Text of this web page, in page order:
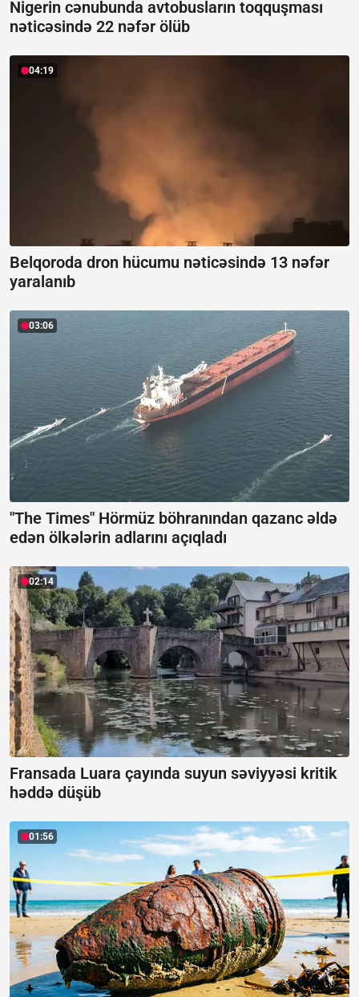
Nigerin cənubunda avtobusların toqquşması
nəticəsində 22 nəfər ölüb
04:19
Belqoroda dron hücumu nəticəsində 13 nəfər
yaralanıb
03:06
"The Times" Hörmüz böhranından qazanc əldə
edən ölkələrin adlarını açıqladı
02:14
Fransada Luara çayında suyun səviyyəsi kritik
həddə düşüb
01:56